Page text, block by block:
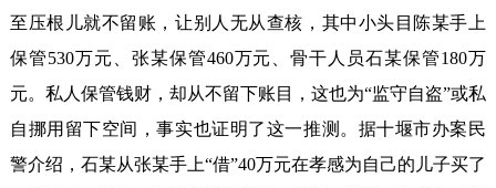
至压根儿就不留账，让别人无从查核，其中小头目陈某手上
保管530万元、张某保管460万元、骨干人员石某保管180万
元。私人保管钱财，却从不留下账目，这也为“监守自盗”或私
自挪用留下空间，事实也证明了这一推测。据十堰市办案民
警介绍，石某从张某手上“借”40万元在孝感为自己的儿子买了